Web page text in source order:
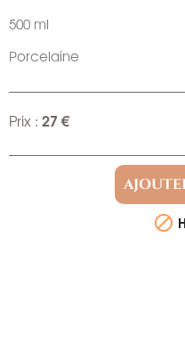
500 ml
Porcelaine
Prix : 27 €
